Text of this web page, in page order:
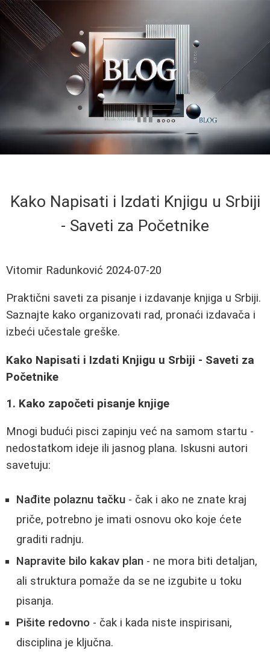
Kako Napisati i Izdati Knjigu u Srbiji
- Saveti za Početnike
Vitomir Radunković 2024-07-20
Praktični saveti za pisanje i izdavanje knjiga u Srbiji.
Saznajte kako organizovati rad, pronaći izdavača i
izbeći učestale greške.
Kako Napisati i Izdati Knjigu u Srbiji - Saveti za
Početnike
1. Kako započeti pisanje knjige
Mnogi budući pisci zapinju već na samom startu -
nedostatkom ideje ili jasnog plana. Iskusni autori
savetuju:
Nađite polaznu tačku - čak i ako ne znate kraj
priče, potrebno je imati osnovu oko koje ćete
graditi radnju.
Napravite bilo kakav plan - ne mora biti detaljan,
ali struktura pomaže da se ne izgubite u toku
pisanja.
Pišite redovno - čak i kada niste inspirisani,
disciplina je ključna.